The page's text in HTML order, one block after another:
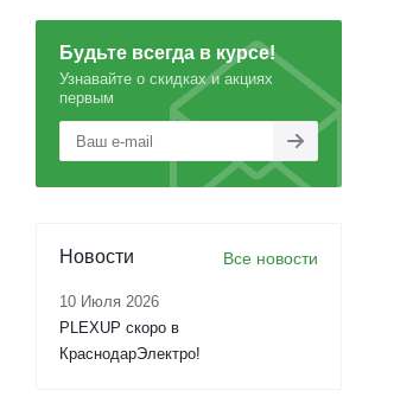
Будьте всегда в курсе!
Узнавайте о скидках и акциях
первым
Новости Все новости
10 Июля 2026
PLEXUP скоро в
КраснодарЭлектро!